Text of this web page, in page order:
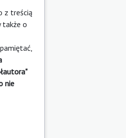
z treścią
także o
nie